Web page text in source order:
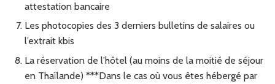
attestation bancaire
Les photocopies des 3 derniers bulletins de salaires ou
l’extrait kbis
La réservation de l’hôtel (au moins de la moitié de séjour
en Thaïlande) ***Dans le cas où vous êtes hébergé par